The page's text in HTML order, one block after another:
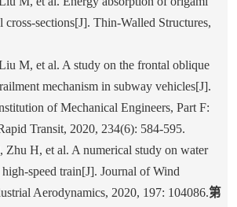
sections[J]. Thin-Walled Structures,
M, et al. A study on the frontal oblique
mechanism in subway vehicles[J].
of Mechanical Engineers, Part F:
Transit, 2020, 234(6): 584-595.
Zhu H, et al. A numerical study on water
speed train[J]. Journal of Wind
Aerodynamics, 2020, 197: 104086.第